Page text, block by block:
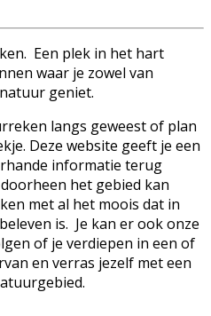
Een plek in het hart
waar je zowel van
geniet.
langs geweest of plan
Deze website geeft je een
informatie terug
het gebied kan
met al het moois dat in
is. Je kan er ook onze
of je verdiepen in een of
en verras jezelf met een